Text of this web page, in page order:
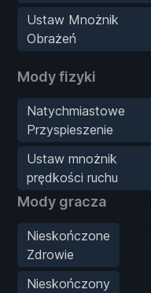
Ustaw Mnożnik
Obrażeń
Mody fizyki
Natychmiastowe
Przyspieszenie
Ustaw mnożnik
prędkości ruchu
Mody gracza
Nieskończone
Zdrowie
Nieskończony